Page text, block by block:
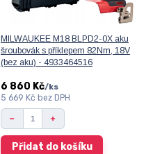
MILWAUKEE M18 BLPD2-0X aku
šroubovák s příklepem 82Nm, 18V
(bez aku) - 4933464516
6 860 Kč/ks
5 669 Kč bez DPH
Přidat do košíku